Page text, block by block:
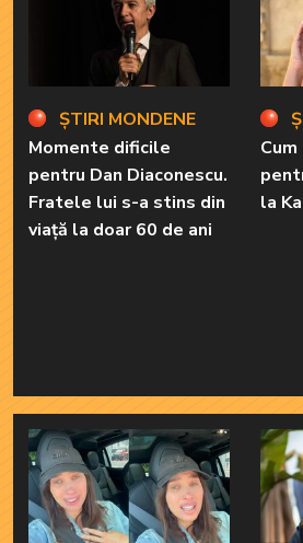
ȘTIRI MONDENE
Momente dificile
pentru Dan Diaconescu.
Fratele lui s-a stins din
viață la doar 60 de ani
la